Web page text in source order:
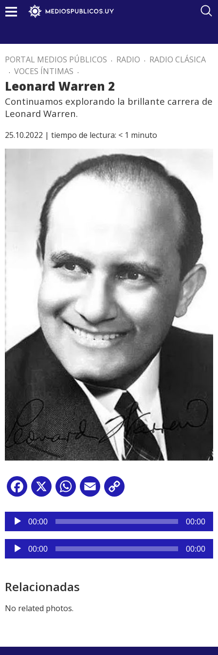
PORTAL MEDIOS PÚBLICOS . RADIO . RADIO CLÁSICA
. VOCES ÍNTIMAS .
Leonard Warren 2
Continuamos explorando la brillante carrera de
Leonard Warren.
25.10.2022 | tiempo de lectura: < 1 minuto
Facebook
X WhatsApp
Email
Reproductor
audio
00:00 00:00
Reproductor
de
00:00 00:00
Relacionadas
No related photos.